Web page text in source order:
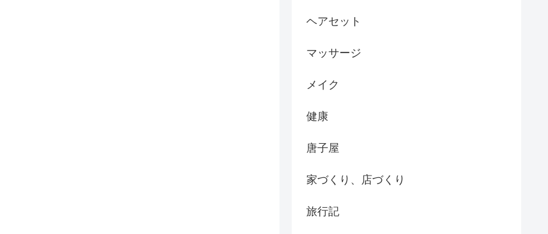
ヘアセット
マッサージ
メイク
健康
唐子屋
家づくり、店づくり
旅行記